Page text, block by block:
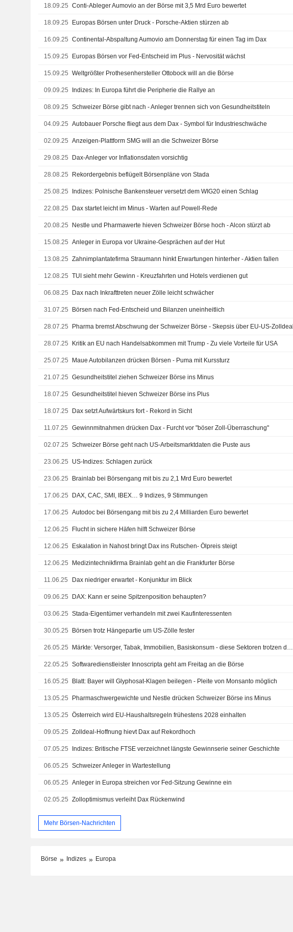
18.09.25 Conti-Ableger Aumovio an der Börse mit 3,5 Mrd Euro bewertet
18.09.25 Europas Börsen unter Druck - Porsche-Aktien stürzen ab
16.09.25 Continental-Abspaltung Aumovio am Donnerstag für einen Tag im Dax
15.09.25 Europas Börsen vor Fed-Entscheid im Plus - Nervosität wächst
15.09.25 Weltgrößter Prothesenhersteller Ottobock will an die Börse
09.09.25 Indizes: In Europa führt die Peripherie die Rallye an
08.09.25 Schweizer Börse gibt nach - Anleger trennen sich von Gesundheitstiteln
04.09.25 Autobauer Porsche fliegt aus dem Dax - Symbol für Industrieschwäche
02.09.25 Anzeigen-Plattform SMG will an die Schweizer Börse
29.08.25 Dax-Anleger vor Inflationsdaten vorsichtig
28.08.25 Rekordergebnis beflügelt Börsenpläne von Stada
25.08.25 Indizes: Polnische Bankensteuer versetzt dem WIG20 einen Schlag
22.08.25 Dax startet leicht im Minus - Warten auf Powell-Rede
20.08.25 Nestle und Pharmawerte hieven Schweizer Börse hoch - Alcon stürzt ab
15.08.25 Anleger in Europa vor Ukraine-Gesprächen auf der Hut
13.08.25 Zahnimplantatefirma Straumann hinkt Erwartungen hinterher - Aktien fallen
12.08.25 TUI sieht mehr Gewinn - Kreuzfahrten und Hotels verdienen gut
06.08.25 Dax nach Inkrafttreten neuer Zölle leicht schwächer
31.07.25 Börsen nach Fed-Entscheid und Bilanzen uneinheitlich
28.07.25 Pharma bremst Abschwung der Schweizer Börse - Skepsis über EU-US-Zolldeal
28.07.25 Kritik an EU nach Handelsabkommen mit Trump - Zu viele Vorteile für USA
25.07.25 Maue Autobilanzen drücken Börsen - Puma mit Kurssturz
21.07.25 Gesundheitstitel ziehen Schweizer Börse ins Minus
18.07.25 Gesundheitstitel hieven Schweizer Börse ins Plus
18.07.25 Dax setzt Aufwärtskurs fort - Rekord in Sicht
11.07.25 Gewinnmitnahmen drücken Dax - Furcht vor "böser Zoll-Überraschung"
02.07.25 Schweizer Börse geht nach US-Arbeitsmarktdaten die Puste aus
23.06.25 US-Indizes: Schlagen zurück
23.06.25 Brainlab bei Börsengang mit bis zu 2,1 Mrd Euro bewertet
17.06.25 DAX, CAC, SMI, IBEX… 9 Indizes, 9 Stimmungen
17.06.25 Autodoc bei Börsengang mit bis zu 2,4 Milliarden Euro bewertet
12.06.25 Flucht in sichere Häfen hilft Schweizer Börse
12.06.25 Eskalation in Nahost bringt Dax ins Rutschen- Ölpreis steigt
12.06.25 Medizintechnikfirma Brainlab geht an die Frankfurter Börse
11.06.25 Dax niedriger erwartet - Konjunktur im Blick
09.06.25 DAX: Kann er seine Spitzenposition behaupten?
03.06.25 Stada-Eigentümer verhandeln mit zwei Kaufinteressenten
30.05.25 Börsen trotz Hängepartie um US-Zölle fester
26.05.25 Märkte: Versorger, Tabak, Immobilien, Basiskonsum - diese Sektoren trotzen dem Trump-Sturm
22.05.25 Softwaredienstleister Innoscripta geht am Freitag an die Börse
16.05.25 Blatt: Bayer will Glyphosat-Klagen beilegen - Pleite von Monsanto möglich
13.05.25 Pharmaschwergewichte und Nestle drücken Schweizer Börse ins Minus
13.05.25 Österreich wird EU-Haushaltsregeln frühestens 2028 einhalten
09.05.25 Zolldeal-Hoffnung hievt Dax auf Rekordhoch
07.05.25 Indizes: Britische FTSE verzeichnet längste Gewinnserie seiner Geschichte
06.05.25 Schweizer Anleger in Wartestellung
06.05.25 Anleger in Europa streichen vor Fed-Sitzung Gewinne ein
02.05.25 Zolloptimismus verleiht Dax Rückenwind
Mehr Börsen-Nachrichten
Börse Indizes Europa